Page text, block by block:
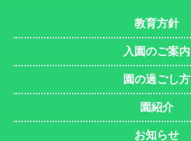
教育方針
入園のご案内
園の過ごし方
園紹介
お知らせ